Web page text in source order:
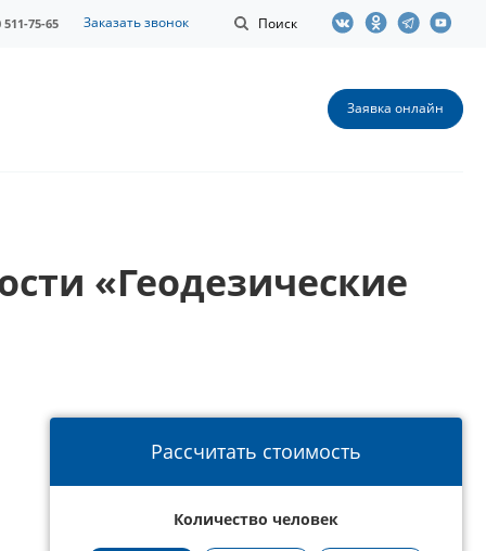
Поиск
511-75-65 Заказать звонок
Заявка онлайн
«Геодезические
Рассчитать стоимость
Количество человек